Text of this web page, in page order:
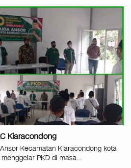
Kiaracondong
Kecamatan Kiaracondong kota
PKD di masa…